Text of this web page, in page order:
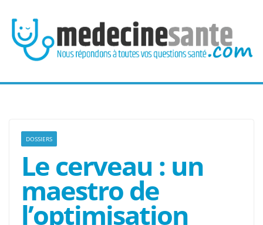
contenu
DOSSIERS
Le cerveau : un
maestro de
l’optimisation